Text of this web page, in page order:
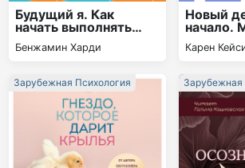
Будущий я. Как
начать выполнять
данные себе
обещания
Бенжамин Харди
Новый
начало.
которые
каждый
Карен
Зарубежная Психология Зарубежная